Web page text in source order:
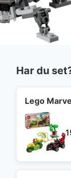
Har du
Lego